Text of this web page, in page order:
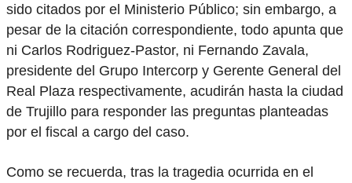
sido citados por el Ministerio Público; sin embargo, a
pesar de la citación correspondiente, todo apunta que
ni Carlos Rodriguez-Pastor, ni Fernando Zavala,
presidente del Grupo Intercorp y Gerente General del
Real Plaza respectivamente, acudirán hasta la ciudad
de Trujillo para responder las preguntas planteadas
por el fiscal a cargo del caso.
Como se recuerda, tras la tragedia ocurrida en el